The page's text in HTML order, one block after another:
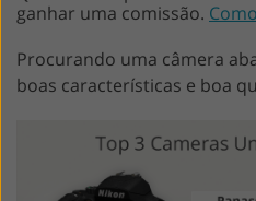
ganhar uma comissão.
Procurando uma câmera
boas características e boa